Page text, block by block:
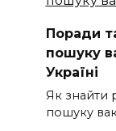
Поради
пошуку
Україні
Як знайти
пошуку